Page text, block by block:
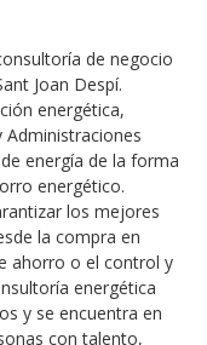
de negocio
Joan Despí.
energética,
energía de la forma
energético.
los mejores
la compra en
ahorro o el control y
energética
y se encuentra en
con talento,